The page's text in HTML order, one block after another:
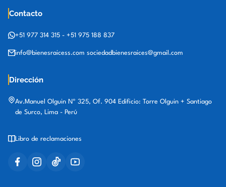
Contacto
+51 977 314 315 - +51 975 188 837
info@bienesraicess.com sociedadbienesraices@gmail.com
Dirección
Av.Manuel Olguin Nº 325, Of. 904 Edificio: Torre Olguin + Santiago
de Surco, Lima - Perú
Libro de reclamaciones